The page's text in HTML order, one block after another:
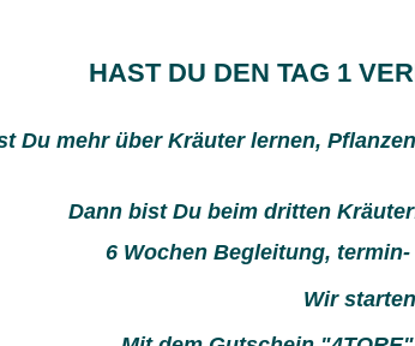
HAST DU DEN TAG 1
Du mehr über Kräuter lernen,
Dann bist Du beim dritten
6 Wochen Begleitung,
Wir